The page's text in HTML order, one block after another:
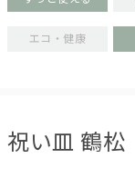
エコ・健康
祝い皿 鶴松